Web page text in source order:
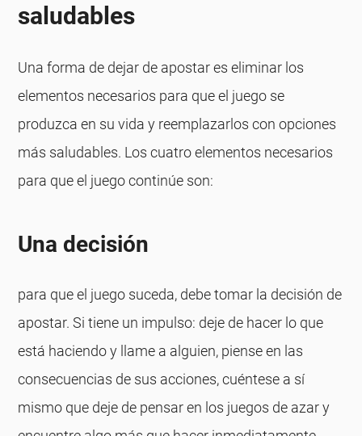
saludables
Una forma de dejar de apostar es eliminar los
elementos necesarios para que el juego se
produzca en su vida y reemplazarlos con opciones
más saludables. Los cuatro elementos necesarios
para que el juego continúe son:
Una decisión
para que el juego suceda, debe tomar la decisión de
apostar. Si tiene un impulso: deje de hacer lo que
está haciendo y llame a alguien, piense en las
consecuencias de sus acciones, cuéntese a sí
mismo que deje de pensar en los juegos de azar y